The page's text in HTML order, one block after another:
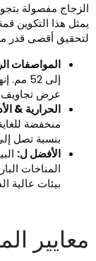
مفصولة
هذا التكوين قمة
أقصى قدر من
المواصفات
عرض تجاويف يبلغ 12 مم أو أكثر للحصول على
الحرارية &
بنسبة تصل إلى 50% مقارنة بالزجاج المزدوج القياسي.
الأفضل ل:
المناخات
بيئات عالية